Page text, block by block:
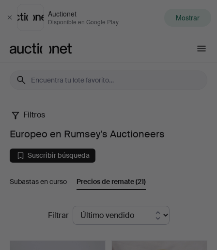
Cerrar
Auctionet
Disponible en Google Play Mostrar
Europeo
en
Rumsey’s
Auctioneers
Filtros
Europeo en Rumsey’s Auctioneers
Suscribir búsqueda
Subastas en curso Precios de remate(21)
Filtrar